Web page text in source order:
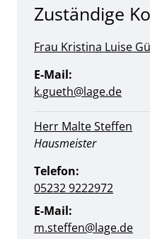
Zuständige
Frau Kristina Luise
E-Mail:
k.gueth@lage.de
Herr Malte Steffen
Position:
Hausmeister
Telefon:
05232 9222972
E-Mail:
m.steffen@lage.de